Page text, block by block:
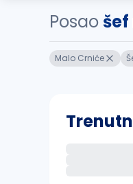
Posao
Malo Crniće